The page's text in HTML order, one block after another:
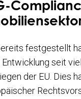
festgestellt
seit
der EU. Dies